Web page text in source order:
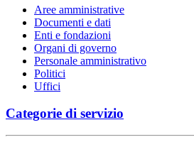
Aree amministrative
Documenti e dati
Enti e fondazioni
Organi di governo
Personale amministrativo
Politici
Uffici
Categorie di servizio